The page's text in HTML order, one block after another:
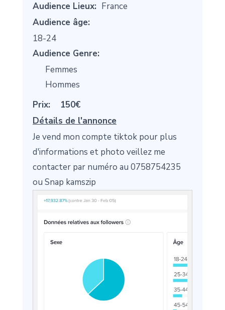
Audience Lieux: France
Audience âge:
18-24
Audience Genre:
Femmes
Hommes
Prix:
150€
Détails de l'annonce
Je vend mon compte tiktok pour plus
d'informations et photo veillez me
contacter par numéro au 0758754235
ou Snap kamszip